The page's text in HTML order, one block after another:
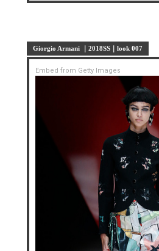
Giorgio Armani ｜2018SS｜look 007
Embed from Getty Images